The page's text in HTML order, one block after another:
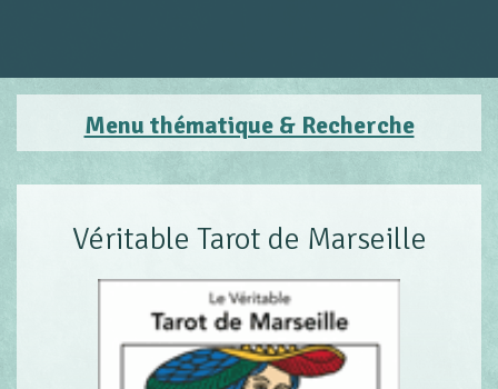
Menu thématique & Recherche
Véritable Tarot de Marseille